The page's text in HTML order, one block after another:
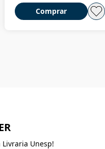
Comprar
Unesp!